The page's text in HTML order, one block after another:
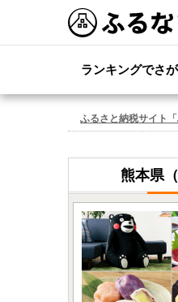
ランキングでさ
ふるさと納税サイト「
熊本県（